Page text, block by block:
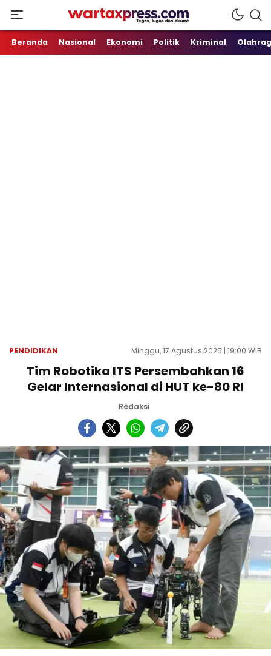
WartaXpress
Tegas, Lugas dan Akurat
Beranda Nasional Ekonomi Politik Kriminal
PENDIDIKAN Minggu, 17 Agustus 2025 | 19:00 WIB
Tim Robotika ITS Persembahkan 16
Gelar Internasional di HUT ke-80 RI
Redaksi